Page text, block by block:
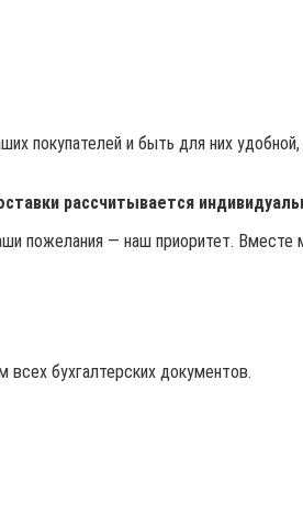
покупателей и быть для них
рассчитывается
пожелания — наш приоритет.
бухгалтерских документов.